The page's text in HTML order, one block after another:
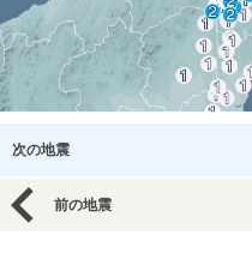
次の地震
前の地震